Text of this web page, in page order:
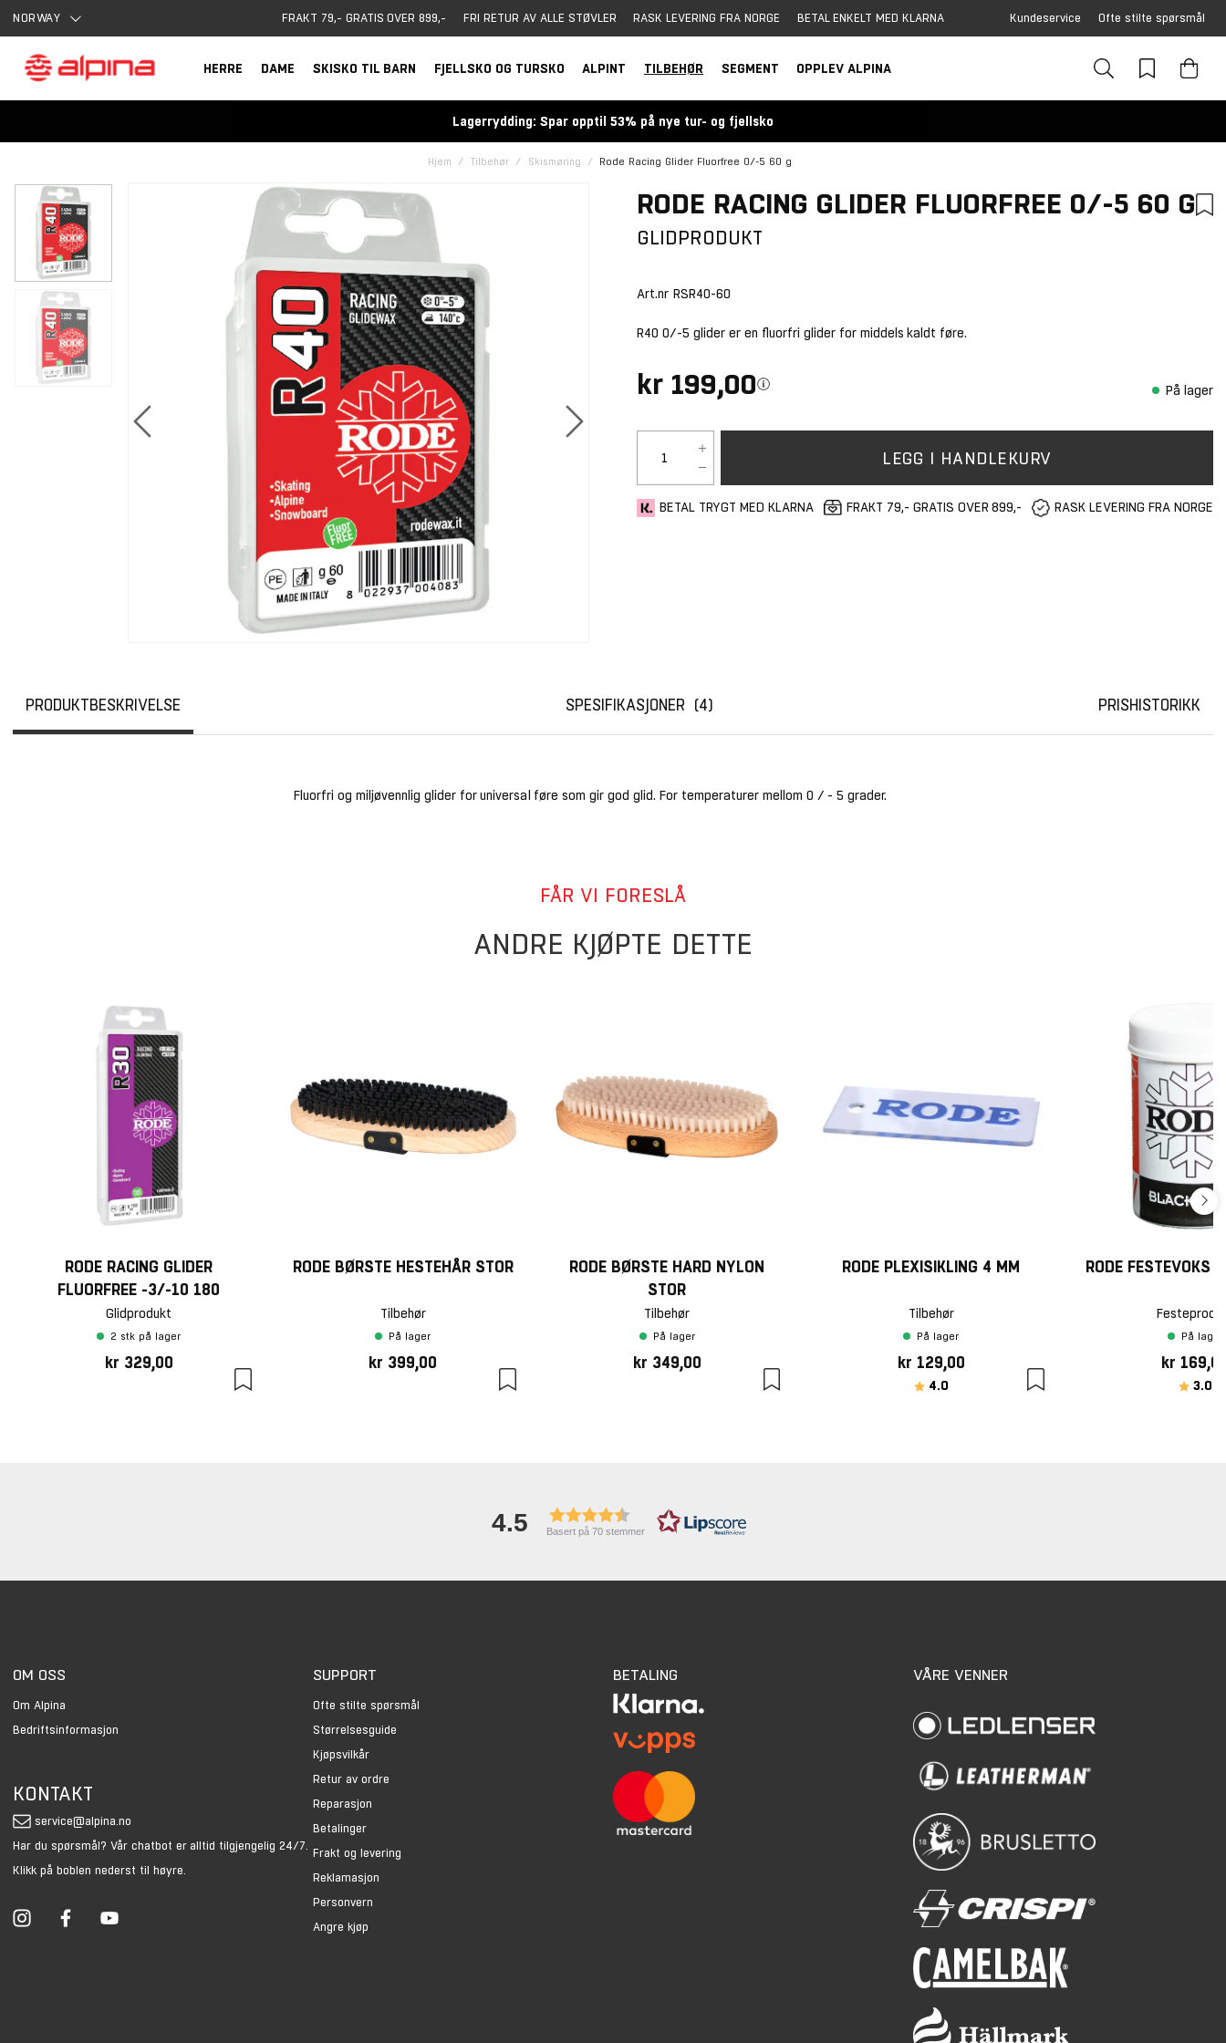
NORWAY FRAKT 79,- GRATIS OVER 899,- FRI RETUR AV ALLE STØVLER RASK LEVERING FRA NORGE BETAL ENKELT MED KLARNA Kundeservice Ofte stilte spørsmål
HERRE DAME SKISKO TIL BARN FJELLSKO OG TURSKO ALPINT TILBEHØR SEGMENT OPPLEV ALPINA
Lagerrydding: Spar opptil 53% på nye tur- og fjellsko
Hjem Tilbehør Skismøring Rode Racing Glider Fluorfree 0/-5 60 g
RODE RACING GLIDER FLUORFREE 0/-5 60 G
GLIDPRODUKT
Art.nr RSR40-60
R40 0/-5 glider er en fluorfri glider for middels kaldt føre.
kr 199,00 På lager
LEGG I HANDLEKURV
BETAL TRYGT MED KLARNA FRAKT 79,- GRATIS OVER 899,- RASK LEVERING FRA NORGE
PRODUKTBESKRIVELSE SPESIFIKASJONER 4 PRISHISTORIKK
Fluorfri og miljøvennlig glider for universal føre som gir god glid. For temperaturer mellom 0 / - 5 grader.
FÅR VI FORESLÅ
ANDRE KJØPTE DETTE
RODE RACING GLIDER
FLUORFREE -3/-10 180
Glidprodukt
2 stk på lager
kr 329,00
RODE BØRSTE HESTEHÅR STOR
Tilbehør
På lager
kr 399,00
RODE BØRSTE HARD NYLON
STOR
Tilbehør
På lager
kr 349,00
RODE PLEXISIKLING 4 MM
Tilbehør
På lager
kr 129,00
Karakter:
4.0
RODE FESTEVOKS
På lager
kr
3.0
4.5 Basert på 70 stemmer
OM OSS
Om Alpina
Bedriftsinformasjon
KONTAKT
service@alpina.no
Har du spørsmål? Vår chatbot er alltid tilgjengelig 24/7.
Klikk på boblen nederst til høyre.
SUPPORT
Ofte stilte spørsmål
Størrelsesguide
Kjøpsvilkår
Retur av ordre
Reparasjon
Betalinger
Frakt og levering
Reklamasjon
Personvern
Angre kjøp
BETALING VÅRE VENNER